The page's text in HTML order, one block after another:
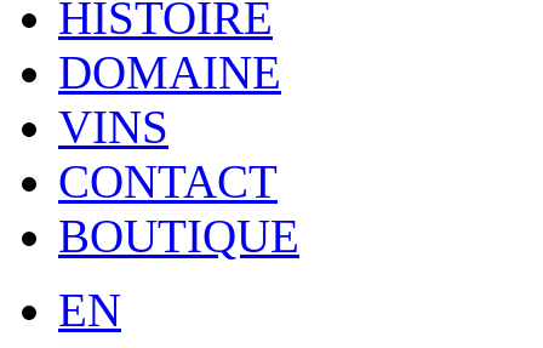
HISTOIRE
DOMAINE
VINS
CONTACT
BOUTIQUE
EN